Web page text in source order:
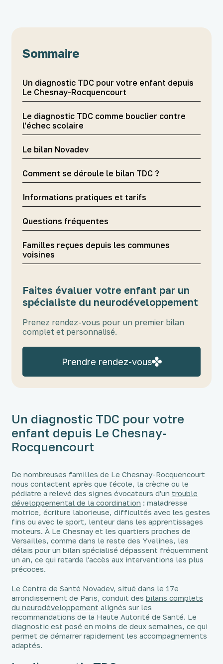
Sommaire
Un diagnostic TDC pour votre enfant depuis
Le Chesnay-Rocquencourt
Le diagnostic TDC comme bouclier contre
l'échec scolaire
Le bilan Novadev
Comment se déroule le bilan TDC ?
Informations pratiques et tarifs
Questions fréquentes
Familles reçues depuis les communes
voisines
Faites évaluer votre enfant par un
spécialiste du neurodéveloppement
Prenez rendez-vous pour un premier bilan
complet et personnalisé.
Prendre rendez-vous
Un diagnostic TDC pour votre
enfant depuis Le Chesnay-
Rocquencourt
De nombreuses familles de Le Chesnay-Rocquencourt
nous contactent après que l'école, la crèche ou le
pédiatre a relevé des signes évocateurs d'un trouble
développemental de la coordination : maladresse
motrice, écriture laborieuse, difficultés avec les gestes
fins ou avec le sport, lenteur dans les apprentissages
moteurs. À Le Chesnay et les quartiers proches de
Versailles, comme dans le reste des Yvelines, les
délais pour un bilan spécialisé dépassent fréquemment
un an, ce qui retarde l'accès aux interventions les plus
précoces.
Le Centre de Santé Novadev, situé dans le 17e
arrondissement de Paris, conduit des bilans complets
du neurodéveloppement alignés sur les
recommandations de la Haute Autorité de Santé. Le
diagnostic est posé en moins de deux semaines, ce qui
permet de démarrer rapidement les accompagnements
adaptés.